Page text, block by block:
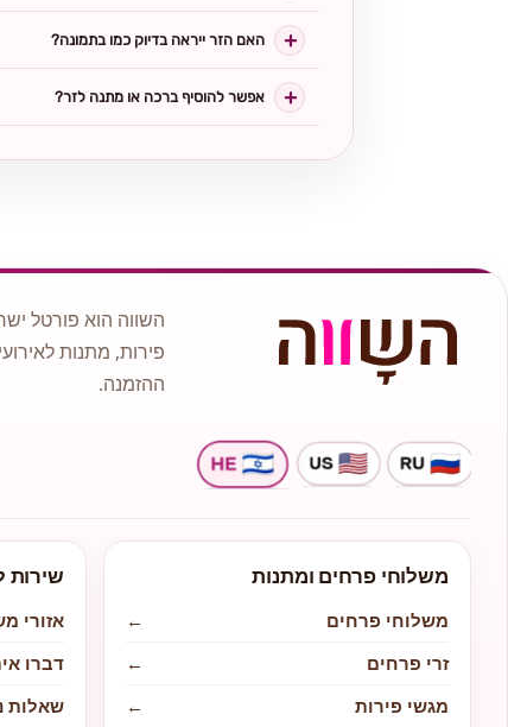
האם הזר ייראה בדיוק כמו בתמונה?
אפשר להוסיף ברכה או מתנה לזר?
השווה הוא פורטל
פירות, מתנות
ההזמנה.
משלוחי פרחים ומתנות
משלוחי פרחים
←
זרי פרחים
←
מגשי פירות
←
שירות
אזורי
דברו
שאלות